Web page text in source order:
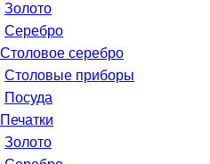
Золото
Серебро
Столовое серебро
Столовые приборы
Посуда
Печатки
Золото